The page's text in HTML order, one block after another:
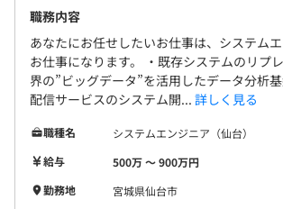
職務内容
あなたにお任せしたいお仕事は、システム
お仕事になります。 ・既存システムのリプ
界の”ビッグデータ”を活用したデータ分析
配信サービスのシステム開... 詳しく見る
職種名
システムエンジニア（仙台）
給与
500万 〜 900万円
勤務地
宮城県仙台市